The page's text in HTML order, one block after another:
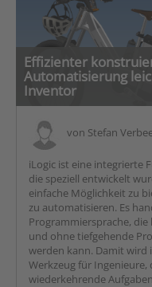
Effizienter
Automatisierung
Inventor
von Stefan
iLogic ist eine integrierte
die speziell entwickelt
einfache Möglichkeit zu
zu automatisieren. Es
Programmiersprache,
und ohne tiefgehende
werden kann. Damit wird
Werkzeug für
wiederkehrende